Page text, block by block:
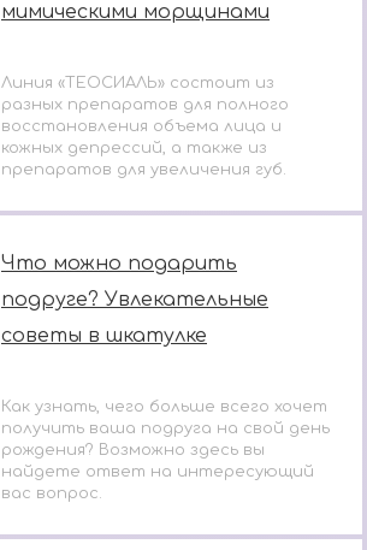
мимическими морщинами
Линия «ТЕОСИАЛЬ» состоит из
разных препаратов для полного
восстановления объема лица и
кожных депрессий, а также из
препаратов для увеличения губ.
Что можно подарить
подруге? Увлекательные
советы в шкатулке
Как узнать, чего больше всего хочет
получить ваша подруга на свой день
рождения? Возможно здесь вы
найдете ответ на интересующий
вас вопрос.